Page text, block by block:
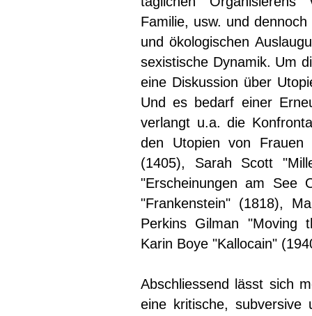
Familie, usw. und
und ökologischen
sexistische Dynamik. Um
eine Diskussion über
Und es bedarf einer
verlangt u.a. die
den Utopien von
(1405), Sarah Scott
"Erscheinungen am See
"Frankenstein" (1818),
Perkins Gilman "Moving
Karin Boye "Kallocain"
Abschliessend lässt sich
eine kritische,